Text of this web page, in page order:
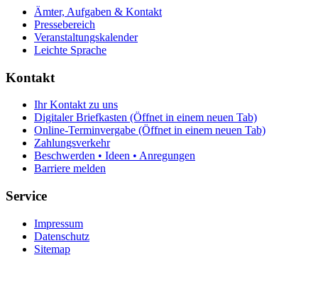
Ämter, Aufgaben & Kontakt
Pressebereich
Veranstaltungskalender
Leichte Sprache
Kontakt
Ihr Kontakt zu uns
Digitaler Briefkasten (Öffnet in einem neuen Tab)
Online-Terminvergabe (Öffnet in einem neuen Tab)
Zahlungsverkehr
Beschwerden • Ideen • Anregungen
Barriere melden
Service
Impressum
Datenschutz
Sitemap